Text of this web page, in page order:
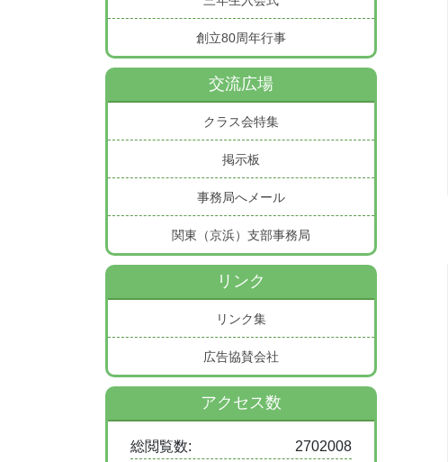
創立80周年行事
交流広場
クラス会特集
掲示板
事務局へメール
関東（京浜）支部事務局
リンク
リンク集
広告協賛会社
アクセス数
2702008
総閲覧数: